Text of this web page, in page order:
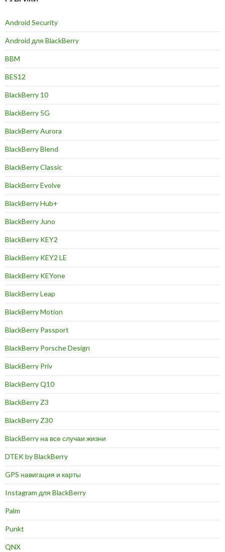
Android Security
Android для BlackBerry
BBM
BES12
BlackBerry 10
BlackBerry 5G
BlackBerry Aurora
BlackBerry Blend
BlackBerry Classic
BlackBerry Evolve
BlackBerry Hub+
BlackBerry Juno
BlackBerry KEY2
BlackBerry KEY2 LE
BlackBerry KEYone
BlackBerry Leap
BlackBerry Motion
BlackBerry Passport
BlackBerry Porsche Design
BlackBerry Priv
BlackBerry Q10
BlackBerry Z3
BlackBerry Z30
BlackBerry на все случаи жизни
DTEK by BlackBerry
GPS навигация и карты
Instagram для BlackBerry
Palm
Punkt
QNX